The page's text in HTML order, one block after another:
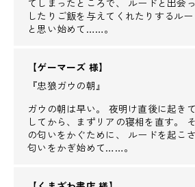
てしまったところで、 ルードと出会
したりご飯を与えてくれたりするル
と思い始めて……。
【ゲーマーズ 様】
『忠狼ガウの朝』
ガウの朝は早い。 夜明け直後に起き
してから、まずリアの寝相を直す。
の匂いをかぐために、 ルードを起こ
匂いをかぎ始めて……。